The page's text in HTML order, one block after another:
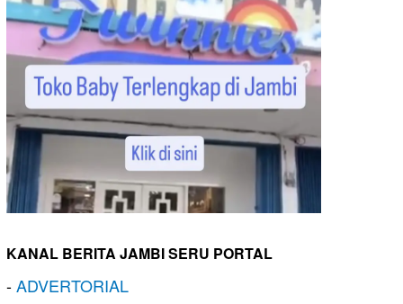
KANAL BERITA JAMBI SERU PORTAL
-ADVERTORIAL